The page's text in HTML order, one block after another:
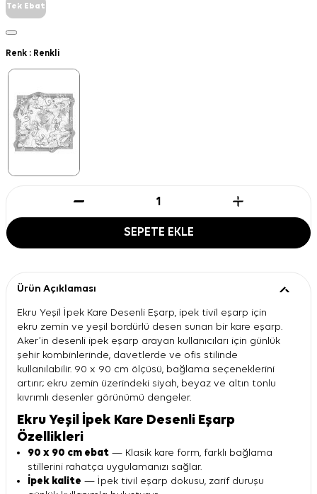
Tek Ebat
Renk : Renkli
SEPETE EKLE
Ürün Açıklaması
Ekru Yeşil İpek Kare Desenli Eşarp, ipek tivil eşarp için
ekru zemin ve yeşil bordürlü desen sunan bir kare eşarp.
Aker’in desenli ipek eşarp arayan kullanıcıları için günlük
şehir kombinlerinde, davetlerde ve ofis stilinde
kullanılabilir. 90 x 90 cm ölçüsü, bağlama seçeneklerini
artırır; ekru zemin üzerindeki siyah, beyaz ve altın tonlu
kıvrımlı desenler görünümü dengeler.
Ekru Yeşil İpek Kare Desenli Eşarp
Özellikleri
90 x 90 cm ebat — Klasik kare form, farklı bağlama
stillerini rahatça uygulamanızı sağlar.
İpek kalite — İpek tivil eşarp dokusu, zarif duruşu